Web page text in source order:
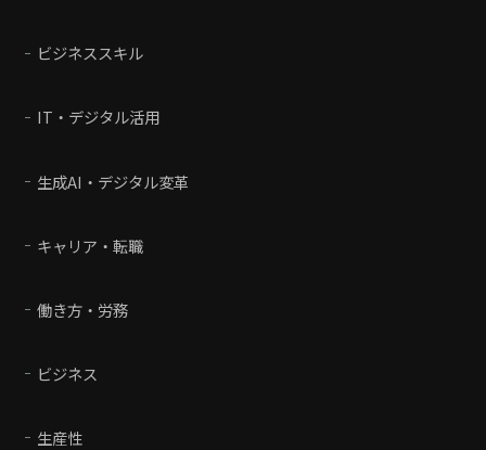
ビジネススキル
IT・デジタル活用
生成AI・デジタル変革
キャリア・転職
働き方・労務
ビジネス
生産性